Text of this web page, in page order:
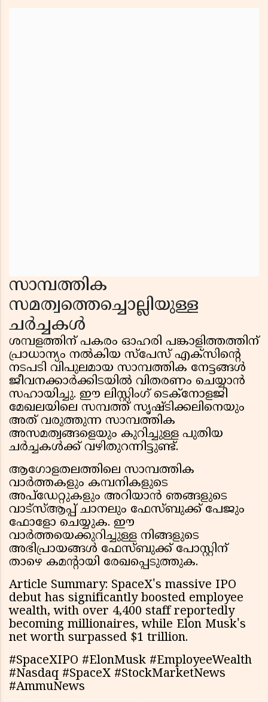
സാമ്പത്തിക
സമത്വത്തെച്ചൊല്ലിയുള്ള
ചർച്ചകൾ
ശമ്പളത്തിന് പകരം ഓഹരി പങ്കാളിത്തത്തിന്
പ്രാധാന്യം നൽകിയ സ്പേസ് എക്സിന്റെ
നടപടി വിപുലമായ സാമ്പത്തിക നേട്ടങ്ങൾ
ജീവനക്കാർക്കിടയിൽ വിതരണം ചെയ്യാൻ
സഹായിച്ചു. ഈ ലിസ്റ്റിംഗ് ടെക്നോളജി
മേഖലയിലെ സമ്പത്ത് സൃഷ്ടിക്കലിനെയും
അത് വരുത്തുന്ന സാമ്പത്തിക
അസമത്വങ്ങളെയും കുറിച്ചുള്ള പുതിയ
ചർച്ചകൾക്ക് വഴിതുറന്നിട്ടുണ്ട്.
ആഗോളതലത്തിലെ സാമ്പത്തിക
വാർത്തകളും കമ്പനികളുടെ
അപ്ഡേറ്റുകളും അറിയാൻ ഞങ്ങളുടെ
വാട്സ്ആപ്പ് ചാനലും ഫേസ്ബുക്ക് പേജും
ഫോളോ ചെയ്യുക. ഈ
വാർത്തയെക്കുറിച്ചുള്ള നിങ്ങളുടെ
അഭിപ്രായങ്ങൾ ഫേസ്ബുക്ക് പോസ്റ്റിന്
താഴെ കമന്റായി രേഖപ്പെടുത്തുക.
Article Summary: SpaceX's massive IPO
debut has significantly boosted employee
wealth, with over 4,400 staff reportedly
becoming millionaires, while Elon Musk's
net worth surpassed $1 trillion.
#SpaceXIPO #ElonMusk #EmployeeWealth
#Nasdaq #SpaceX #StockMarketNews
#AmmuNews